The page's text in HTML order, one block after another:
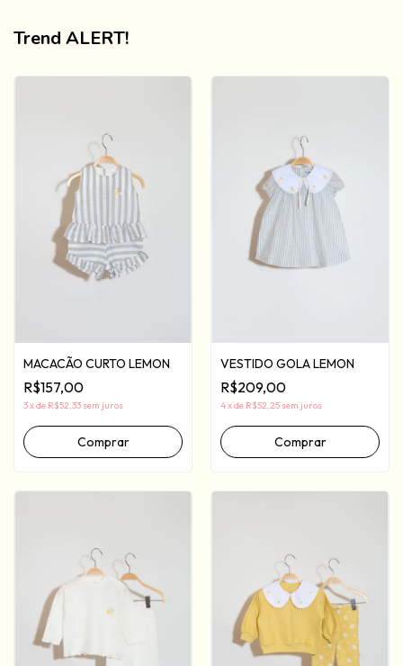
Trend ALERT!
MACACÃO CURTO LEMON
R$157,00
3xde R$52,33 sem juros
Comprar
VESTIDO GOLA LEMON
R$209,00
4xde R$52,25 sem juros
Comprar